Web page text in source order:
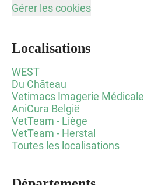
Gérer les cookies
Localisations
WEST
Du Château
Vetimacs Imagerie Médicale
AniCura België
VetTeam - Liège
VetTeam - Herstal
Toutes les localisations